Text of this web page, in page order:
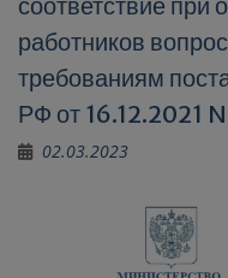
работников
требованиям
РФ от 16.12.2021
02.03.2023